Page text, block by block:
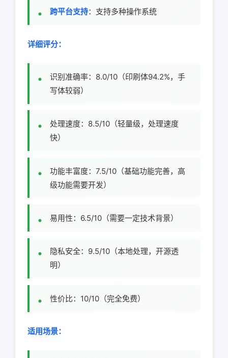
跨平台支持：支持多种操作系统
详细评分：
识别准确率：8.0/10（印刷体94.2%，手
写体较弱）
处理速度：8.5/10（轻量级，处理速度
快）
功能丰富度：7.5/10（基础功能完善，高
级功能需要开发）
易用性：6.5/10（需要一定技术背景）
隐私安全：9.5/10（本地处理，开源透
明）
性价比：10/10（完全免费）
适用场景：